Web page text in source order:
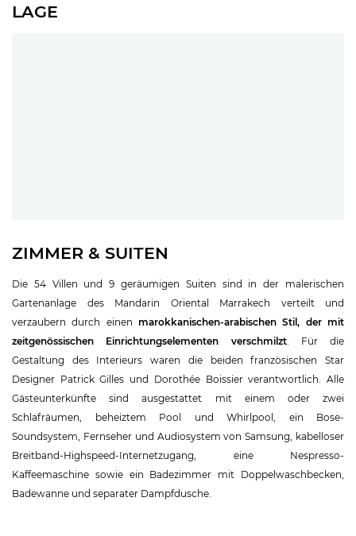
LAGE
ZIMMER & SUITEN
Die 54 Villen und 9 geräumigen Suiten sind in der malerischen
Gartenanlage des Mandarin Oriental Marrakech verteilt und
verzaubern durch einen marokkanischen-arabischen Stil, der mit
zeitgenössischen Einrichtungselementen verschmilzt. Für die
Gestaltung des Interieurs waren die beiden französischen Star
Designer Patrick Gilles und Dorothée Boissier verantwortlich. Alle
Gästeunterkünfte sind ausgestattet mit einem oder zwei
Schlafräumen, beheiztem Pool und Whirlpool, ein Bose-
Soundsystem, Fernseher und Audiosystem von Samsung, kabelloser
Breitband-Highspeed-Internetzugang, eine Nespresso-
Kaffeemaschine sowie ein Badezimmer mit Doppelwaschbecken,
Badewanne und separater Dampfdusche.